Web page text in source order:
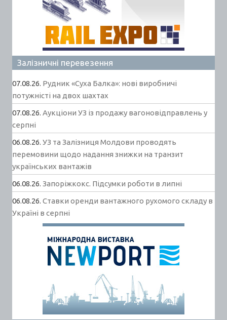
Залізничні перевезення
07.08.26. Рудник «Суха Балка»: нові виробничі
потужністі на двох шахтах
07.08.26. Аукціони УЗ із продажу вагоновідправлень у
серпні
06.08.26. УЗ та Залізниця Молдови проводять
перемовини щодо надання знижки на транзит
українських вантажів
06.08.26. Запоріжкокс. Підсумки роботи в липні
06.08.26. Ставки оренди вантажного рухомого складу в
Україні в серпні